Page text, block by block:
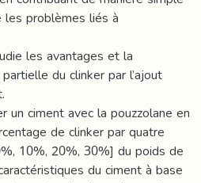
problèmes liés à
les avantages et la
du clinker par l’ajout
un ciment avec la pouzzolane en
de clinker par quatre
10%, 20%, 30%] du poids de
du ciment à base